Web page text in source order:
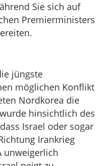
Sie sich auf
Premierministers
jüngste
möglichen Konflikt
Nordkorea die
hinsichtlich des
Israel oder sogar
Irankrieg
unweigerlich